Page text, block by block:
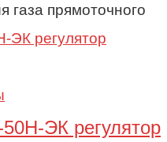
газа прямоточного
ЭК регулятор